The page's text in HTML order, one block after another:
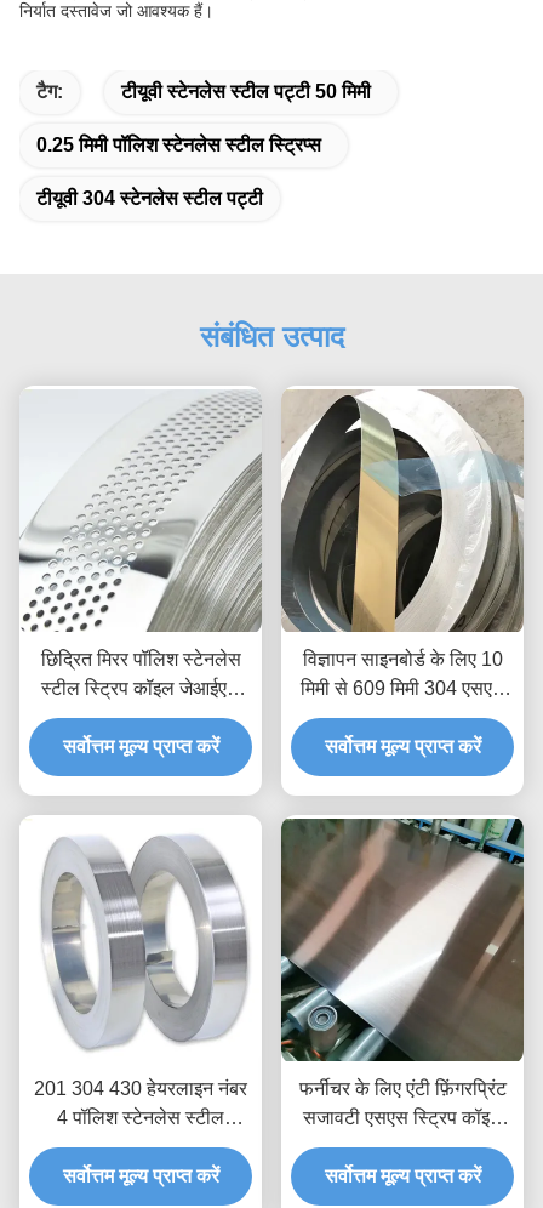
निर्यात दस्तावेज जो आवश्यक हैं।
टैग: टीयूवी स्टेनलेस स्टील पट्टी 50 मिमी
0.25 मिमी पॉलिश स्टेनलेस स्टील स्ट्रिप्स
टीयूवी 304 स्टेनलेस स्टील पट्टी
संबंधित उत्पाद
छिद्रित मिरर पॉलिश स्टेनलेस
स्टील स्ट्रिप कॉइल जेआईएस
304 एंटीरस्ट
सर्वोत्तम मूल्य प्राप्त करें
विज्ञापन साइनबोर्ड के लिए 10
मिमी से 609 मिमी 304 एसएस
स्ट्रिप कॉइल गोल्ड हेयरलाइन
सर्वोत्तम मूल्य प्राप्त करें
201 304 430 हेयरलाइन नंबर
4 पॉलिश स्टेनलेस स्टील
स्ट्रिप्स 50 मिमी 0.25 मिमी
मोटी
सर्वोत्तम मूल्य प्राप्त करें
फर्नीचर के लिए एंटी फ़िंगरप्रिंट
सजावटी एसएस स्ट्रिप कॉइल
एंटीरस्ट 0.3 मिमी मोटी
सर्वोत्तम मूल्य प्राप्त करें